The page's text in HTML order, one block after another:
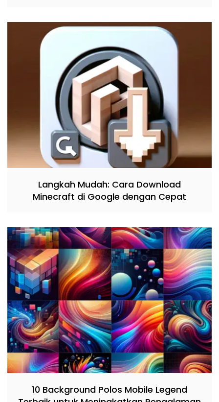
Langkah Mudah: Cara Download
Minecraft di Google dengan Cepat
10 Background Polos Mobile Legend